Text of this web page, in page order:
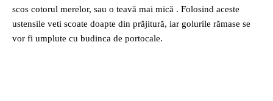
scos cotorul merelor, sau o teavă mai mică . Folosind aceste
ustensile veti scoate doapte din prăjitură, iar golurile rămase se
vor fi umplute cu budinca de portocale.